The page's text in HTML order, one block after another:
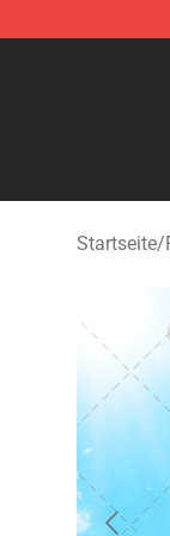
Startseite/